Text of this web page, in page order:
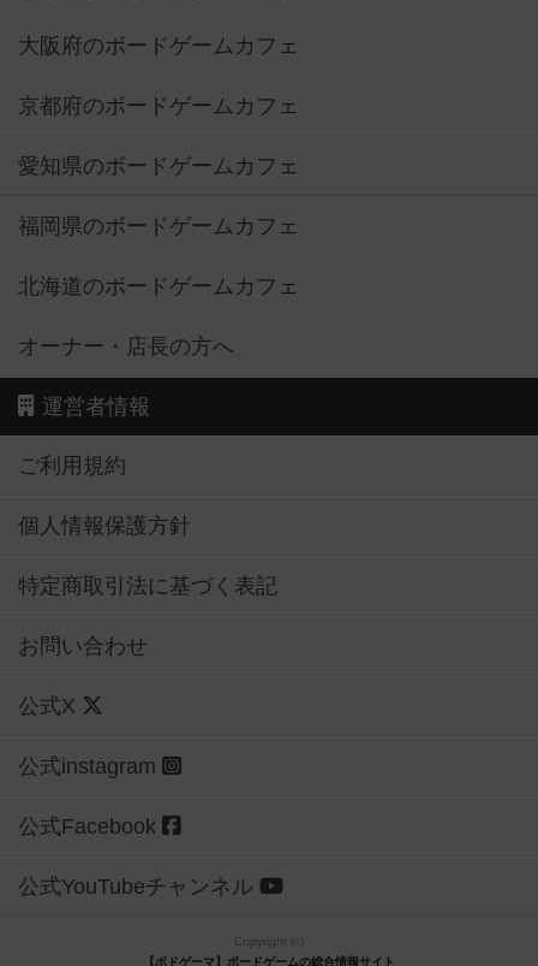
大阪府のボードゲームカフェ
京都府のボードゲームカフェ
愛知県のボードゲームカフェ
福岡県のボードゲームカフェ
北海道のボードゲームカフェ
オーナー・店長の方へ
運営者情報
ご利用規約
個人情報保護方針
特定商取引法に基づく表記
お問い合わせ
公式X
公式instagram
公式Facebook
公式YouTubeチャンネル
Copyright (c)
【ボドゲーマ】ボードゲームの総合情報サイト